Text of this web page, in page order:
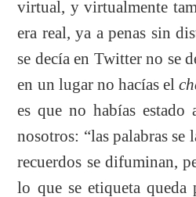
virtual, y virtualmente
era real, ya a penas sin
se decía en Twitter no se
en un lugar no hacías el
es que no habías estado
nosotros: “las palabras
recuerdos se difuminan,
lo que se etiqueta queda